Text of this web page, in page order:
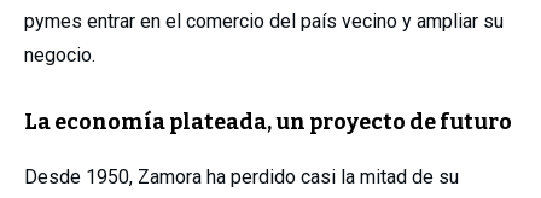
pymes entrar en el comercio del país vecino y ampliar su
negocio.
La economía plateada, un proyecto de futuro
Desde 1950, Zamora ha perdido casi la mitad de su